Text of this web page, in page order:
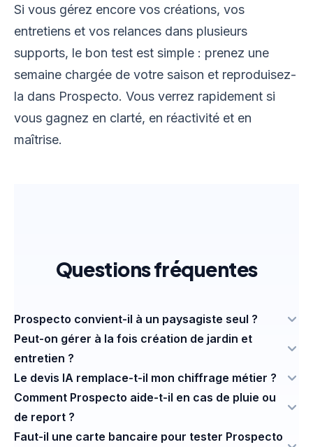
Si vous gérez encore vos créations, vos
entretiens et vos relances dans plusieurs
supports, le bon test est simple : prenez une
semaine chargée de votre saison et reproduisez-
la dans Prospecto. Vous verrez rapidement si
vous gagnez en clarté, en réactivité et en
maîtrise.
Questions fréquentes
Prospecto convient-il à un paysagiste seul ?
Peut-on gérer à la fois création de jardin et
entretien ?
Le devis IA remplace-t-il mon chiffrage métier ?
Comment Prospecto aide-t-il en cas de pluie ou
de report ?
Faut-il une carte bancaire pour tester Prospecto